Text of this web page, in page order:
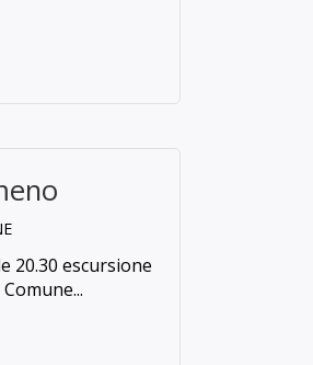
20.30 escursione